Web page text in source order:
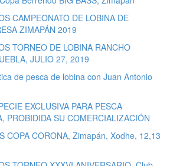
CAMPEONATO DE LOBINA DE
ZIMAPÁN 2019
TORNEO DE LOBINA RANCHO
JULIO 27, 2019
de pesca de lobina con Juan Antonio
EXCLUSIVA PARA PESCA
PROBIDIDA SU COMERCIALIZACIÓN
COPA CORONA, Zimapán, Xodhe, 12,13